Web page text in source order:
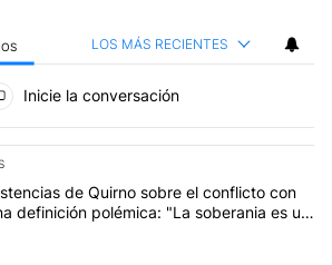
LOS MÁS RECIENTES
Inicie la conversación
artículos con más comentarios en los
con el título "Las incosistencias de
de Quirno sobre el conflicto con
definición polémica: "La soberania es un